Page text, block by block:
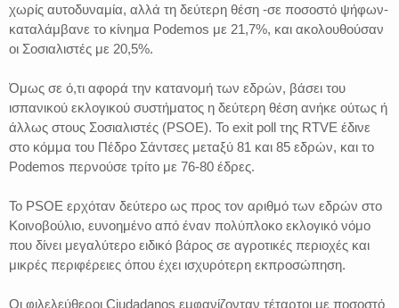
χωρίς αυτοδυναμία, αλλά τη δεύτερη θέση -σε ποσοστό ψήφων-
καταλάμβανε το κίνημα Podemos με 21,7%, και ακολουθούσαν
οι Σοσιαλιστές με 20,5%.
Όμως σε ό,τι αφορά την κατανομή των εδρών, βάσει του
ισπανικού εκλογικού συστήματος η δεύτερη θέση ανήκε ούτως ή
άλλως στους Σοσιαλιστές (PSOE). Το exit poll της RTVE έδινε
στο κόμμα του Πέδρο Σάντσες μεταξύ 81 και 85 εδρών, και το
Podemos περνούσε τρίτο με 76-80 έδρες.
Το PSOE ερχόταν δεύτερο ως προς τον αριθμό των εδρών στο
Κοινοβούλιο, ευνοημένο από έναν πολύπλοκο εκλογικό νόμο
που δίνει μεγαλύτερο ειδικό βάρος σε αγροτικές περιοχές και
μικρές περιφέρειες όπου έχει ισχυρότερη εκπροσώπηση.
Οι φιλελεύθεροι Ciudadanos εμφανίζονταν τέταρτοι με ποσοστό